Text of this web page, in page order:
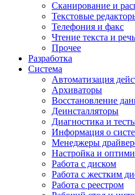
Сканирование и
Текстовые
Телефония и факс
Чтение текста и речь
Прочее
Разработка
Система
Автоматизация
Архиваторы
Восстановление
Деинсталляторы
Диагностика и
Информация о
Менеджеры
Настройка и
Работа с диском
Работа с жестким
Работа с реестром